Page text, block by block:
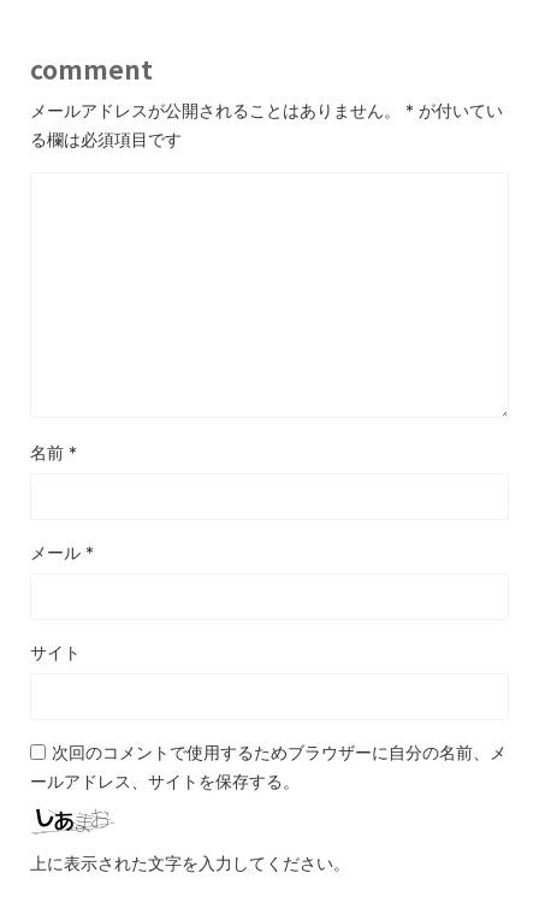
comment
メールアドレスが公開されることはありません。 * が付いてい
る欄は必須項目です
名前 *
メール *
サイト
次回のコメントで使用するためブラウザーに自分の名前、メ
ールアドレス、サイトを保存する。
上に表示された文字を入力してください。